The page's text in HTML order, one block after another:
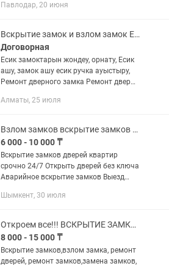
Павлодар, 20 июня
Вскрытие замок и взлом замок Есик ашу, замок ашу, килт ашу, открыть дверь,
Договорная
Есик замоктарын жондеу, орнату, Есик
ашу, замок ашу есик ручка ауыстыру,
Ремонт дверного замка Ремонт двер
Ремонт сердцевина
Алматы, 25 июля
Взлом замков вскрытие замков открыть дверь ремонт замков ремонт дверь
6 000 - 10 000 ₸
Вскрытие замков дверей квартир
срочно 24/7 Открыть дверей без ключа
Аварийное вскрытие замков Выезд
офисов гаражей Вскрытие выходных
Шымкент, 30 июля
Откроем все!!! ВСКРЫТИЕ ЗАМКОВ, РЕМОНТ ДВЕРЕЙ!
8 000 - 15 000 ₸
Вскрытие замков,взлом замка, ремонт
дверей, ремонт замков,замена замков,